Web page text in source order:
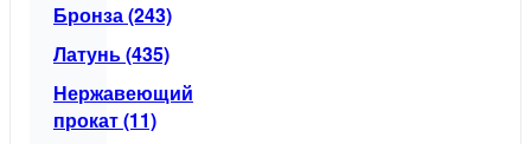
Бронза (243)
Латунь (435)
Нержавеющий
прокат (11)